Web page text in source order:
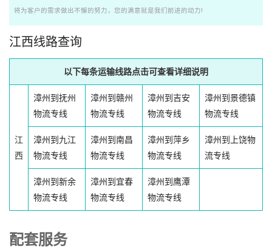
将为客户的需求做出不懈的努力，您的满意就是我们前进的动力!
江西线路查询
以下每条运输线路点击可查看详细说明
江
西
漳州到抚州
物流专线
漳州到赣州
物流专线
漳州到吉安
物流专线
漳州到景德镇
物流专线
漳州到九江
物流专线
漳州到南昌
物流专线
漳州到萍乡
物流专线
漳州到上饶物
流专线
漳州到新余
物流专线
漳州到宜春
物流专线
漳州到鹰潭
物流专线
配套服务